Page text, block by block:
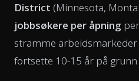
District (Minnesota,
jobbsøkere per åpning
stramme
fortsette 10-15 år på grunn